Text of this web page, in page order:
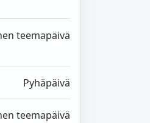
teemapäivä
Pyhäpäivä
teemapäivä